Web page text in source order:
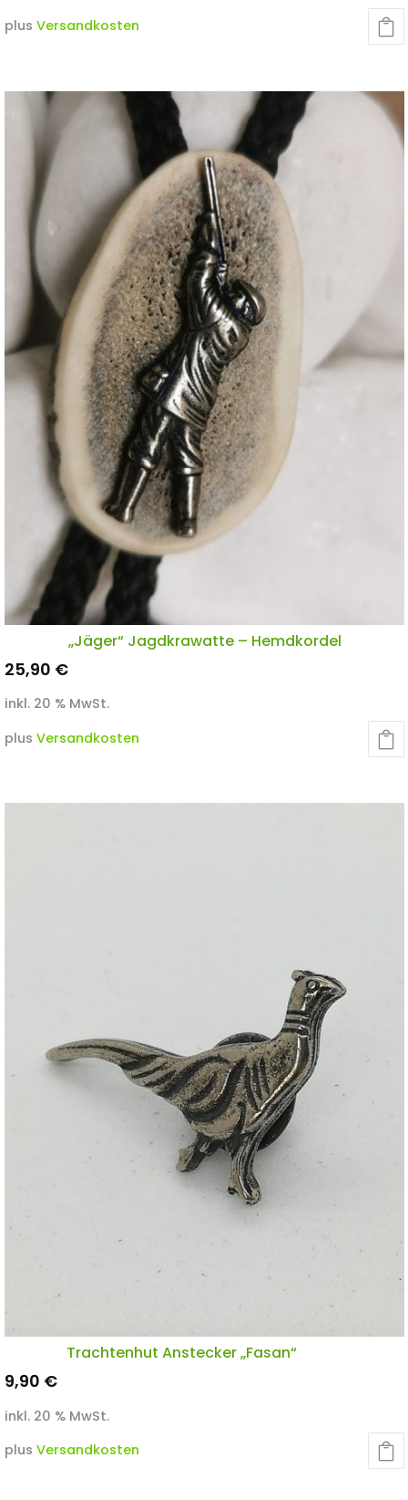
plus Versandkosten
„Jäger“ Jagdkrawatte – Hemdkordel
25,90 €
inkl. 20 % MwSt.
plus Versandkosten
Trachtenhut Anstecker „Fasan“
9,90 €
inkl. 20 % MwSt.
plus Versandkosten